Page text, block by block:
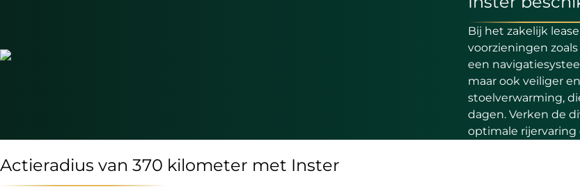
Bij het zakelijk
voorzieningen
een
maar ook veiliger
stoelverwarming,
dagen. Verken de
optimale
Actieradius van 370 kilometer met Inster